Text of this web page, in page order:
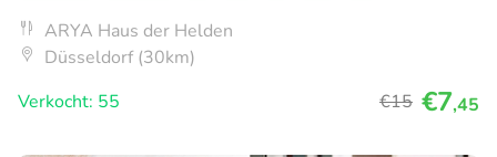
ARYA Haus der Helden
Düsseldorf (30km)
Verkocht: 55
€15 €7,45